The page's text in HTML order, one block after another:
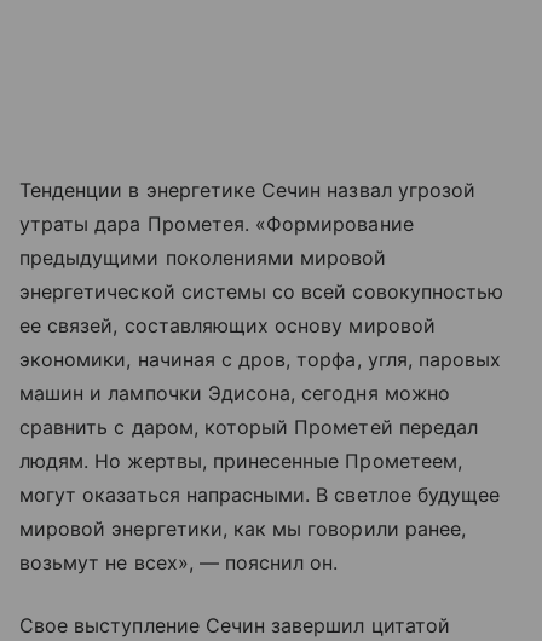
Тенденции в энергетике Сечин назвал угрозой
утраты дара Прометея. «Формирование
предыдущими поколениями мировой
энергетической системы со всей совокупностью
ее связей, составляющих основу мировой
экономики, начиная с дров, торфа, угля, паровых
машин и лампочки Эдисона, сегодня можно
сравнить с даром, который Прометей передал
людям. Но жертвы, принесенные Прометеем,
могут оказаться напрасными. В светлое будущее
мировой энергетики, как мы говорили ранее,
возьмут не всех», — пояснил он.
Свое выступление Сечин завершил цитатой